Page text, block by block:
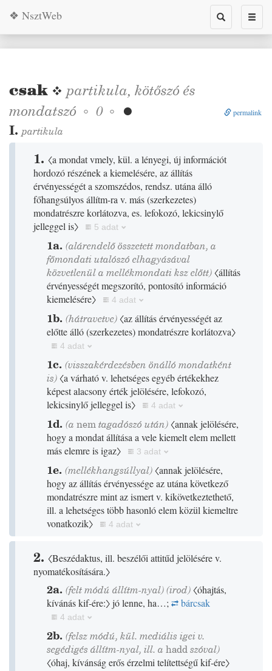
Toggle
search
❖ NsztWeb
csak❖ partikula, kötőszó és
mondatszó ◦ 0◦  permalink
I.partikula
1. 〈a mondat vmely, kül. a lényegi, új információt
hordozó részének a kiemelésére, az állítás
érvényességét a szomszédos, rendsz. utána álló
főhangsúlyos állítm-ra v. más(szerkezetes)
mondatrészre korlátozva, es. lefokozó, lekicsinylő
jelleggel is〉
5 adat
1a. (alárendelő összetett mondatban, a
főmondati utalószó elhagyásával
közvetlenül a mellékmondati ksz előtt)〈állítás
érvényességét megszorító, pontosító információ
kiemelésére〉
4 adat
1b. (hátravetve)〈az állítás érvényességét az
előtte álló(szerkezetes)mondatrészre korlátozva〉
4 adat
1c. (visszakérdezésben önálló mondatként
is)〈a várható v. lehetséges egyéb értékekhez
képest alacsony érték jelölésére, lefokozó,
lekicsinylő jelleggel is〉
4 adat
1d. (a nemtagadószó után)〈annak jelölésére,
hogy a mondat állítása a vele kiemelt elem mellett
más elemre is igaz〉
3 adat
1e. (mellékhangsúllyal)〈annak jelölésére,
hogy az állítás érvényessége az utána következő
mondatrészre mint az ismert v. kikövetkeztethető,
ill. a lehetséges több hasonló elem közül kiemeltre
vonatkozik〉
4 adat
2. 〈Beszédaktus, ill. beszélői attitűd jelölésére v.
nyomatékosítására.〉
2a. (felt módú állítm-nyal)(irod)〈óhajtás,
kívánás kif-ére:〉jó lenne, ha…; bárcsak
4 adat
2b. (felsz módú, kül. mediális igei v.
segédigés állítm-nyal, ill. a haddszóval)
〈óhaj, kívánság erős érzelmi telítettségű kif-ére〉